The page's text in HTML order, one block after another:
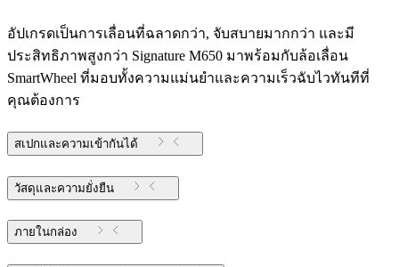
อัปเกรดเป็นการเลื่อนที่ฉลาดกว่า, จับสบายมากกว่า และมี
ประสิทธิภาพสูงกว่า Signature M650 มาพร้อมกับล้อเลื่อน
SmartWheel ที่มอบทั้งความแม่นยำและความเร็วฉับไวทันทีที่
คุณต้องการ
สเปกและความเข้ากันได้
วัสดุและความยั่งยืน
ภายในกล่อง